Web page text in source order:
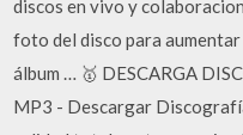
discos en vivo y
foto del disco para
álbum … 🥇 DESCARGA
MP3 - Descargar